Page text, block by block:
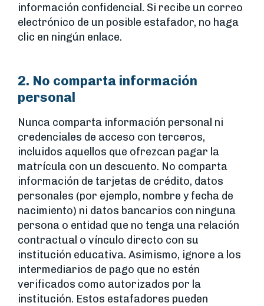
información confidencial. Si recibe un correo
electrónico de un posible estafador, no haga
clic en ningún enlace.
2. No comparta información
personal
Nunca comparta información personal ni
credenciales de acceso con terceros,
incluidos aquellos que ofrezcan pagar la
matrícula con un descuento. No comparta
información de tarjetas de crédito, datos
personales (por ejemplo, nombre y fecha de
nacimiento) ni datos bancarios con ninguna
persona o entidad que no tenga una relación
contractual o vínculo directo con su
institución educativa. Asimismo, ignore a los
intermediarios de pago que no estén
verificados como autorizados por la
institución. Estos estafadores pueden